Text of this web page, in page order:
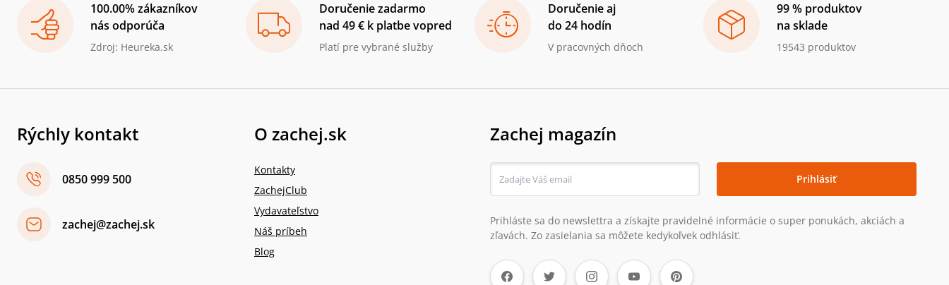
100.00% zákazníkov
nás odporúča
Zdroj: Heureka.sk
Doručenie zadarmo
nad 49 € k platbe vopred
Platí pre vybrané služby
Doručenie aj
do 24 hodín
V pracovných dňoch
99 % produktov
na sklade
19543 produktov
Rýchly kontakt
0850 999 500
zachej@zachej.sk
O zachej.sk
Kontakty
ZachejClub
Vydavateľstvo
Náš príbeh
Blog
Zachej magazín
Prihlásiť
Prihláste sa do newslettra a získajte pravidelné informácie o super ponukách, akciách a
zľavách. Zo zasielania sa môžete kedykoľvek odhlásiť.